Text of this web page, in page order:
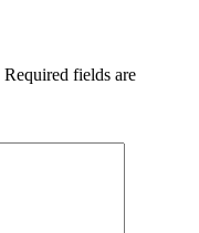
Required fields are